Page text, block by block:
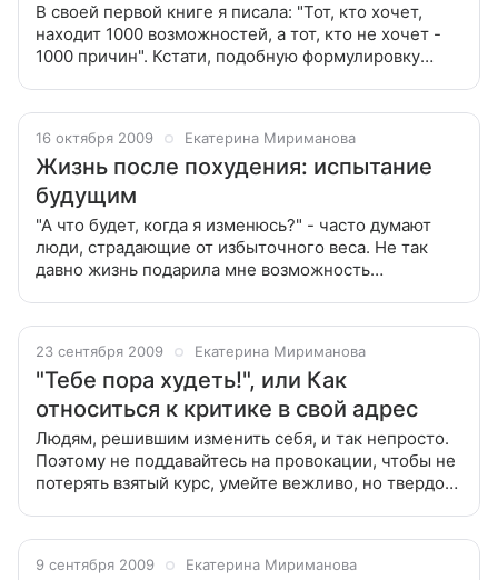
В своей первой книге я писала: "Тот, кто хочет,
находит 1000 возможностей, а тот, кто не хочет -
1000 причин". Кстати, подобную формулировку
16 октября 2009 Екатерина Мириманова
Жизнь после похудения: испытание
будущим
"А что будет, когда я изменюсь?" - часто думают
люди, страдающие от избыточного веса. Не так
давно жизнь подарила мне возможность
23 сентября 2009 Екатерина Мириманова
"Тебе пора худеть!", или Как
относиться к критике в свой адрес
Людям, решившим изменить себя, и так непросто.
Поэтому не поддавайтесь на провокации, чтобы не
потерять взятый курс, умейте вежливо, но твердо
9 сентября 2009 Екатерина Мириманова